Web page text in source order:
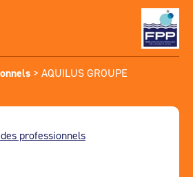
> AQUILUS GROUPE
professionnels